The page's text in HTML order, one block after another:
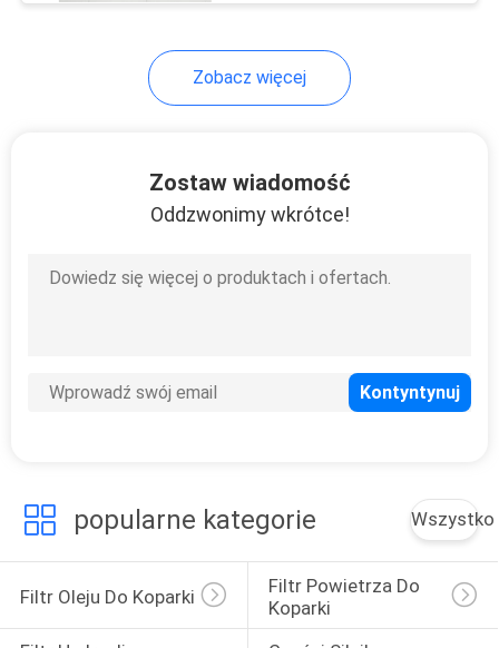
Silnik obrotu koparki
do koparek
8
Zobacz więcej
Zostaw wiadomość
Oddzwonimy wkrótce!
popularne kategorie Wszystko
Filtr Oleju Do Koparki
Filtr Powietrza Do
Koparki